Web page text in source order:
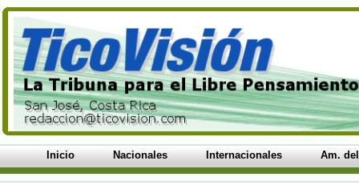
Inicio Nacionales Internacionales Am.